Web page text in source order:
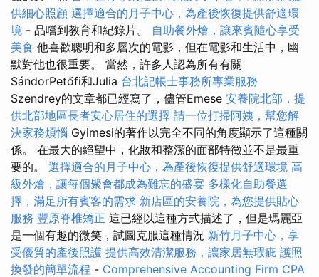
供細心照顧 選擇適合的月子中心，為產後恢復提供舒適環
境 - 品嚐到教育和紀錄片。 自助餐外燴，讓來賓隨心享受
美食 他喜歡聰明和多層次的電影，但在電影和生活中，幽
默對他也很重要。 當然，許多人認為所有有關
SándorPetőfi和Julia 台北記帳士事務所專業服務
Szendrey的文章都已經寫了，儘管Emese 安養院北部，提
供北部地區長者安心居住的選擇 請一位打掃阿姨，幫您解
決家務煩惱 Gyimesi的著作以完全不同的角度顯示了這種關
係。 在最大的絕望中，化妝和整潔的面部特徵並不是最重
要的。 選擇適合的月子中心，為產後恢復提供舒適環境 高
級外燴，讓每個聚會都成為難忘的盛宴 多樣化自助餐選
擇，滿足所有賓客的需求 新店區的安養院，為您提供貼心
服務 豐原脊椎矯正 這已經以這種方式描述了，但是瑪麗亞
是一個有趣的微笑，試圖克服這種情況 新竹月子中心，享
受優質的產後照護 提供高效清潔服務，讓家居無瑕疵 護照
換發的簡單流程 - Comprehensive Accounting Firm CPA